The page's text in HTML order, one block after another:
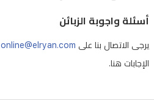
مثل
التبريد
والتدفئة
(توربو)،
أسئلة واجوبة الزبائن
يرجى الاتصال بنا على online@elryan.com
الإجابات هنا.